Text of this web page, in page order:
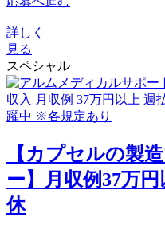
詳しく
見る
スペシャル
【カプセルの製
ー】月収例37万
休